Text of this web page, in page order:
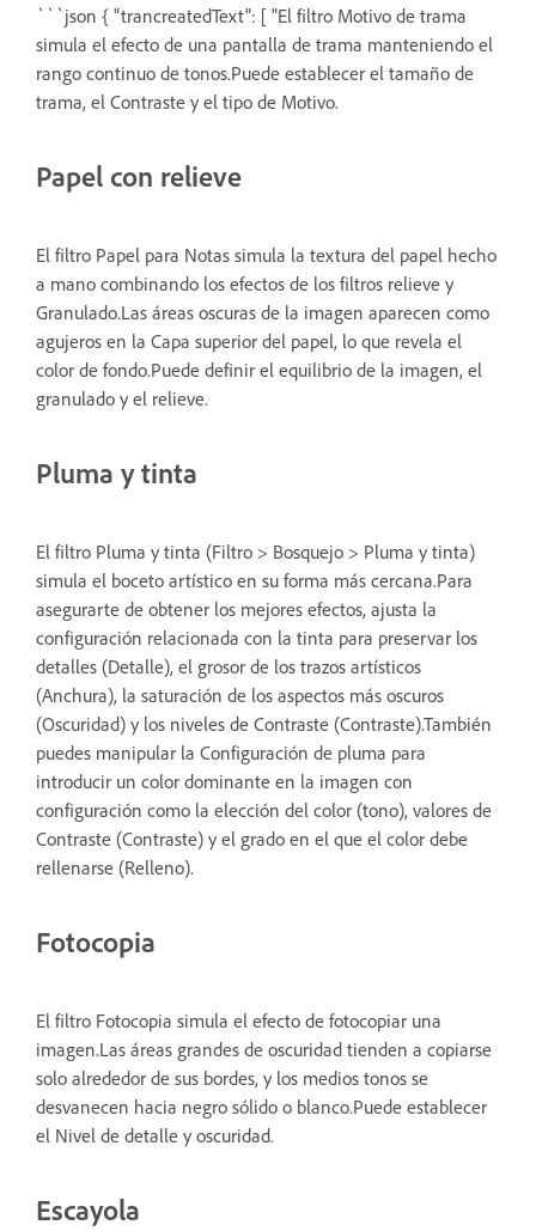
```json { "trancreatedText": [ "El filtro Motivo de trama
simula el efecto de una pantalla de trama manteniendo el
rango continuo de tonos.Puede establecer el tamaño de
trama, el Contraste y el tipo de Motivo.
Papel con relieve
El filtro Papel para Notas simula la textura del papel hecho
a mano combinando los efectos de los filtros relieve y
Granulado.Las áreas oscuras de la imagen aparecen como
agujeros en la Capa superior del papel, lo que revela el
color de fondo.Puede definir el equilibrio de la imagen, el
granulado y el relieve.
Pluma y tinta
El filtro Pluma y tinta (Filtro > Bosquejo > Pluma y tinta)
simula el boceto artístico en su forma más cercana.Para
asegurarte de obtener los mejores efectos, ajusta la
configuración relacionada con la tinta para preservar los
detalles (Detalle), el grosor de los trazos artísticos
(Anchura), la saturación de los aspectos más oscuros
(Oscuridad) y los niveles de Contraste (Contraste).También
puedes manipular la Configuración de pluma para
introducir un color dominante en la imagen con
configuración como la elección del color (tono), valores de
Contraste (Contraste) y el grado en el que el color debe
rellenarse (Relleno).
Fotocopia
El filtro Fotocopia simula el efecto de fotocopiar una
imagen.Las áreas grandes de oscuridad tienden a copiarse
solo alrededor de sus bordes, y los medios tonos se
desvanecen hacia negro sólido o blanco.Puede establecer
el Nivel de detalle y oscuridad.
Escayola